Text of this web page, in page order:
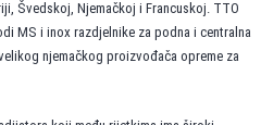
Švedskoj, Njemačkoj i Francuskoj. TTO
MS i inox razdjelnike za podna i centralna
njemačkog proizvođača opreme za